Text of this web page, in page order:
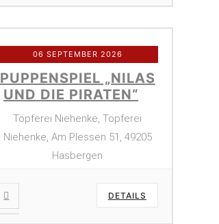
06 SEPTEMBER 2026
PUPPENSPIEL „NILAS
UND DIE PIRATEN“
Töpferei Niehenke, Töpferei
Niehenke, Am Plessen 51, 49205
Hasbergen
DETAILS